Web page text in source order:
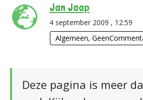
Jan Jaap
4 september 2009 , 12:59
Algemeen,
Deze pagina is meer